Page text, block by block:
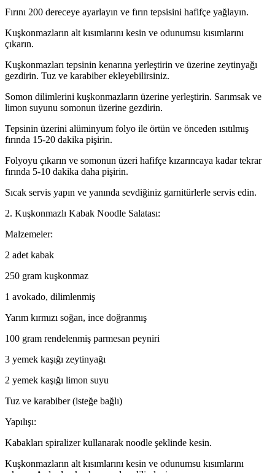
Fırını 200 dereceye ayarlayın ve fırın tepsisini hafifçe yağlayın.
Kuşkonmazların alt kısımlarını kesin ve odunumsu kısımlarını
çıkarın.
Kuşkonmazları tepsinin kenarına yerleştirin ve üzerine zeytinyağı
gezdirin. Tuz ve karabiber ekleyebilirsiniz.
Somon dilimlerini kuşkonmazların üzerine yerleştirin. Sarımsak ve
limon suyunu somonun üzerine gezdirin.
Tepsinin üzerini alüminyum folyo ile örtün ve önceden ısıtılmış
fırında 15-20 dakika pişirin.
Folyoyu çıkarın ve somonun üzeri hafifçe kızarıncaya kadar tekrar
fırında 5-10 dakika daha pişirin.
Sıcak servis yapın ve yanında sevdiğiniz garnitürlerle servis edin.
2. Kuşkonmazlı Kabak Noodle Salatası:
Malzemeler:
2 adet kabak
250 gram kuşkonmaz
1 avokado, dilimlenmiş
Yarım kırmızı soğan, ince doğranmış
100 gram rendelenmiş parmesan peyniri
3 yemek kaşığı zeytinyağı
2 yemek kaşığı limon suyu
Tuz ve karabiber (isteğe bağlı)
Yapılışı:
Kabakları spiralizer kullanarak noodle şeklinde kesin.
Kuşkonmazların alt kısımlarını kesin ve odunumsu kısımlarını